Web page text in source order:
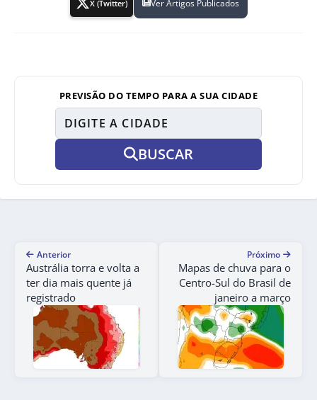
X (Twitter) Ver Artigos Publicados
PREVISÃO DO TEMPO PARA A SUA CIDADE
BUSCAR
Anterior
Austrália torra e volta a
ter dia mais quente já
registrado
Próximo
Mapas de chuva para o
Centro-Sul do Brasil de
janeiro a março